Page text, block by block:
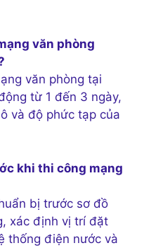
văn phòng
văn phòng tại
từ 1 đến 3 ngày,
và độ phức tạp của
khi thi công mạng
bị trước sơ đồ
xác định vị trí đặt
thống điện nước và